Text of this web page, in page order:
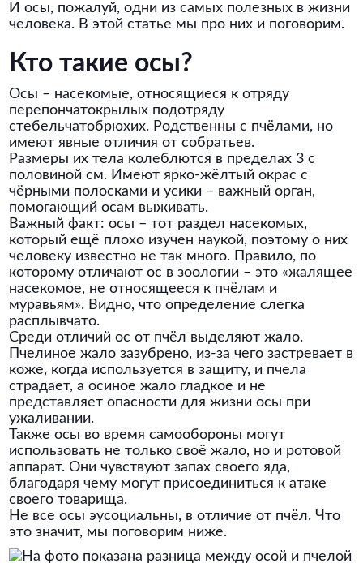
И осы, пожалуй, одни из самых полезных в жизни
человека. В этой статье мы про них и поговорим.
Кто такие осы?
Осы – насекомые, относящиеся к отряду
перепончатокрылых подотряду
стебельчатобрюхих. Родственны с пчёлами, но
имеют явные отличия от собратьев.
Размеры их тела колеблются в пределах 3 с
половиной см. Имеют ярко-жёлтый окрас с
чёрными полосками и усики – важный орган,
помогающий осам выживать.
Важный факт: осы – тот раздел насекомых,
который ещё плохо изучен наукой, поэтому о них
человеку известно не так много. Правило, по
которому отличают ос в зоологии – это «жалящее
насекомое, не относящееся к пчёлам и
муравьям». Видно, что определение слегка
расплывчато.
Среди отличий ос от пчёл выделяют жало.
Пчелиное жало зазубрено, из-за чего застревает в
коже, когда используется в защиту, и пчела
страдает, а осиное жало гладкое и не
представляет опасности для жизни осы при
ужаливании.
Также осы во время самообороны могут
использовать не только своё жало, но и ротовой
аппарат. Они чувствуют запах своего яда,
благодаря чему могут присоединиться к атаке
своего товарища.
Не все осы эусоциальны, в отличие от пчёл. Что
это значит, мы поговорим ниже.